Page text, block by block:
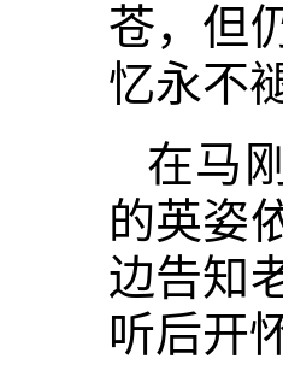
苍，但
忆永不
在马
的英姿
边告知
听后开